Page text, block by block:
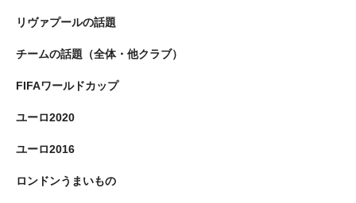
リヴァプールの話題
チームの話題（全体・他クラブ）
FIFAワールドカップ
ユーロ2020
ユーロ2016
ロンドンうまいもの